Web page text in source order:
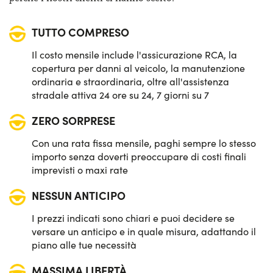
Sistema di avviso e mantenimento della corsia
Sistema di frenata d'emergenza attiva
TUTTO COMPRESO
Il costo mensile include l'assicurazione RCA, la
copertura per danni al veicolo, la manutenzione
ordinaria e straordinaria, oltre all'assistenza
stradale attiva 24 ore su 24, 7 giorni su 7
ZERO SORPRESE
Con una rata fissa mensile, paghi sempre lo stesso
importo senza doverti preoccupare di costi finali
imprevisti o maxi rate
NESSUN ANTICIPO
I prezzi indicati sono chiari e puoi decidere se
versare un anticipo e in quale misura, adattando il
piano alle tue necessità